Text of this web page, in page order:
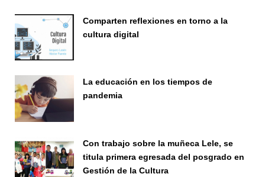
Comparten reflexiones en torno a la
cultura digital
La educación en los tiempos de
pandemia
Con trabajo sobre la muñeca Lele, se
titula primera egresada del posgrado en
Gestión de la Cultura